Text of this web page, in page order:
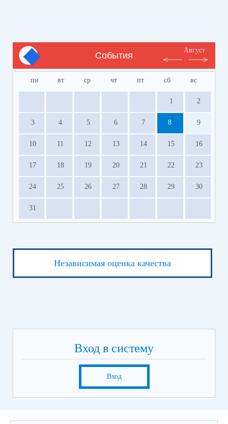
События
Август
пн вт ср чт пт сб вс
1 2
3 4 5 6 7 8 9
10 11 12 13 14 15 16
17 18 19 20 21 22 23
24 25 26 27 28 29 30
31
Независимая оценка качества
Вход в систему
Вход